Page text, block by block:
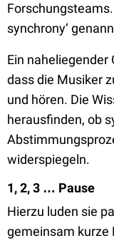
synchrony‘
Ein naheliegender
dass die Musiker
und hören. Die
herausfinden, ob
widerspiegeln.
1, 2, 3 … Pause
Hierzu luden sie
gemeinsam kurze